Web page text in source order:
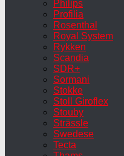
Philips
Profilia
Rosenthal
Royal System
Rykken
Scandia
SDR+
Sormani
Stokke
Stoll Giroflex
Stouby
Strässle
Swedese
Tecta